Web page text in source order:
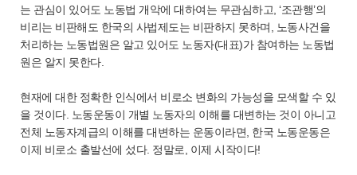
는 관심이 있어도 노동법 개악에 대하여는 무관심하고, ‘조관행’의
비리는 비판해도 한국의 사법제도는 비판하지 못하며, 노동사건을
처리하는 노동법원은 알고 있어도 노동자(대표)가 참여하는 노동법
원은 알지 못한다.
현재에 대한 정확한 인식에서 비로소 변화의 가능성을 모색할 수 있
을 것이다. 노동운동이 개별 노동자의 이해를 대변하는 것이 아니고
전체 노동자계급의 이해를 대변하는 운동이라면, 한국 노동운동은
이제 비로소 출발선에 섰다. 정말로, 이제 시작이다!